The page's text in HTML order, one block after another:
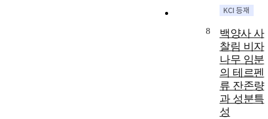
8
백양사 사
찰림 비자
나무 임분
의 테르펜
류 잔존량
과 성분특
성